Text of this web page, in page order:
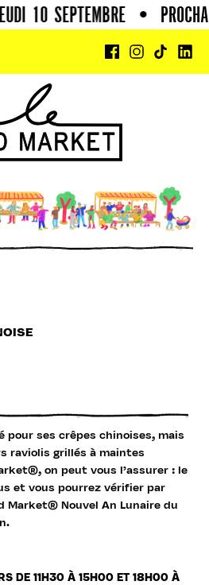
10 SEPTEMBRE •
pour ses crêpes chinoises, mais
raviolis grillés à maintes
on peut vous l’assurer : le
et vous pourrez vérifier par
Market® Nouvel An Lunaire du
DE 11H30 À 15H00 ET 18H00 À